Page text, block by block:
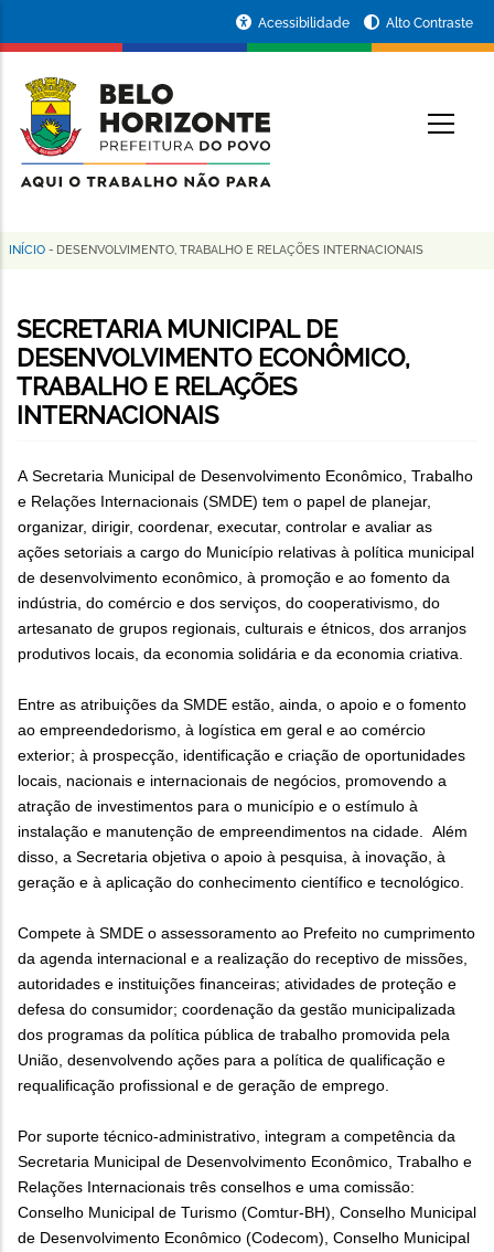
conteúdo
principal
da
Prefeitura
de
Horizonte
Acessibilidade Alto Contraste
Trilha
navegação
INÍCIO - DESENVOLVIMENTO, TRABALHO E RELAÇÕES INTERNACIONAIS
SECRETARIA MUNICIPAL DE
DESENVOLVIMENTO ECONÔMICO,
TRABALHO E RELAÇÕES
INTERNACIONAIS
A Secretaria Municipal de Desenvolvimento Econômico, Trabalho
e Relações Internacionais (SMDE) tem o papel de planejar,
organizar, dirigir, coordenar, executar, controlar e avaliar as
ações setoriais a cargo do Município relativas à política municipal
de desenvolvimento econômico, à promoção e ao fomento da
indústria, do comércio e dos serviços, do cooperativismo, do
artesanato de grupos regionais, culturais e étnicos, dos arranjos
produtivos locais, da economia solidária e da economia criativa.
Entre as atribuições da SMDE estão, ainda, o apoio e o fomento
ao empreendedorismo, à logística em geral e ao comércio
exterior; à prospecção, identificação e criação de oportunidades
locais, nacionais e internacionais de negócios, promovendo a
atração de investimentos para o município e o estímulo à
instalação e manutenção de empreendimentos na cidade. Além
disso, a Secretaria objetiva o apoio à pesquisa, à inovação, à
geração e à aplicação do conhecimento científico e tecnológico.
Compete à SMDE o assessoramento ao Prefeito no cumprimento
da agenda internacional e a realização do receptivo de missões,
autoridades e instituições financeiras; atividades de proteção e
defesa do consumidor; coordenação da gestão municipalizada
dos programas da política pública de trabalho promovida pela
União, desenvolvendo ações para a política de qualificação e
requalificação profissional e de geração de emprego.
Por suporte técnico-administrativo, integram a competência da
Secretaria Municipal de Desenvolvimento Econômico, Trabalho e
Relações Internacionais três conselhos e uma comissão:
Conselho Municipal de Turismo (Comtur-BH), Conselho Municipal
de Desenvolvimento Econômico (Codecom), Conselho Municipal